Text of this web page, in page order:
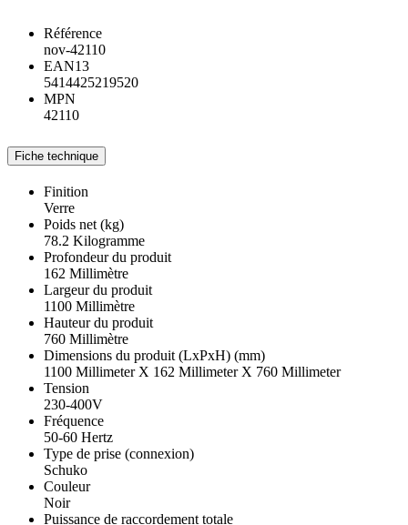
Référence
nov-42110
EAN13
5414425219520
MPN
42110
Fiche technique
Finition
Verre
Poids net (kg)
78.2 Kilogramme
Profondeur du produit
162 Millimètre
Largeur du produit
1100 Millimètre
Hauteur du produit
760 Millimètre
Dimensions du produit (LxPxH) (mm)
1100 Millimeter X 162 Millimeter X 760 Millimeter
Tension
230-400V
Fréquence
50-60 Hertz
Type de prise (connexion)
Schuko
Couleur
Noir
Puissance de raccordement totale